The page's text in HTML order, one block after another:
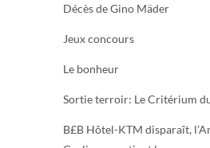
Décès de Gino Mäder
Jeux concours
Le bonheur
Sortie terroir: Le Critérium
B£B Hôtel-KTM disparaît,